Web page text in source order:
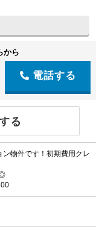
から
電話する
物件です！初期費用クレ
◎